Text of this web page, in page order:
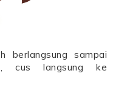
berlangsung sampai
cus langsung ke